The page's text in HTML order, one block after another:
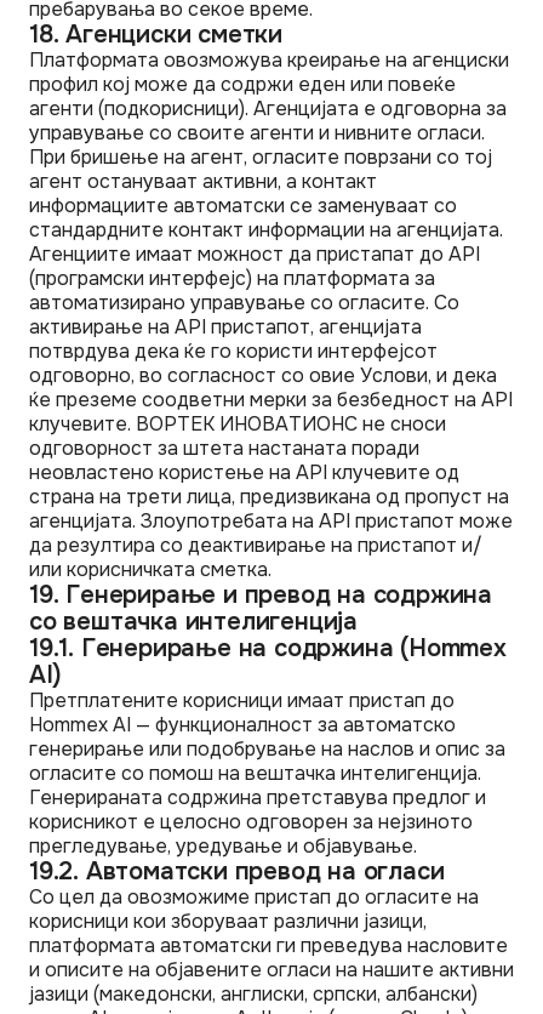
пребарувања во секое време.
18. Агенциски сметки
Платформата овозможува креирање на агенциски
профил кој може да содржи еден или повеќе
агенти (подкорисници). Агенцијата е одговорна за
управување со своите агенти и нивните огласи.
При бришење на агент, огласите поврзани со тој
агент остануваат активни, а контакт
информациите автоматски се заменуваат со
стандардните контакт информации на агенцијата.
Агенциите имаат можност да пристапат до API
(програмски интерфејс) на платформата за
автоматизирано управување со огласите. Со
активирање на API пристапот, агенцијата
потврдува дека ќе го користи интерфејсот
одговорно, во согласност со овие Услови, и дека
ќе преземе соодветни мерки за безбедност на API
клучевите. ВОРТЕК ИНОВАТИОНС не сноси
одговорност за штета настаната поради
неовластено користење на API клучевите од
страна на трети лица, предизвикана од пропуст на
агенцијата. Злоупотребата на API пристапот може
да резултира со деактивирање на пристапот и/
или корисничката сметка.
19. Генерирање и превод на содржина
со вештачка интелигенција
19.1. Генерирање на содржина (Hommex
AI)
Претплатените корисници имаат пристап до
Hommex AI — функционалност за автоматско
генерирање или подобрување на наслов и опис за
огласите со помош на вештачка интелигенција.
Генерираната содржина претставува предлог и
корисникот е целосно одговорен за нејзиното
прегледување, уредување и објавување.
19.2. Автоматски превод на огласи
Со цел да овозможиме пристап до огласите на
корисници кои зборуваат различни јазици,
платформата автоматски ги преведува насловите
и описите на објавените огласи на нашите активни
јазици (македонски, англиски, српски, албански)